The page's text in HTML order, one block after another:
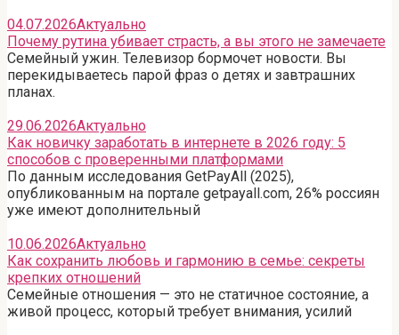
04.07.2026Актуально
Почему рутина убивает страсть, а вы этого не замечаете
Семейный ужин. Телевизор бормочет новости. Вы
перекидываетесь парой фраз о детях и завтрашних
планах.
29.06.2026Актуально
Как новичку заработать в интернете в 2026 году: 5
способов с проверенными платформами
По данным исследования GetPayAll (2025),
опубликованным на портале getpayall.com, 26% россиян
уже имеют дополнительный
10.06.2026Актуально
Как сохранить любовь и гармонию в семье: секреты
крепких отношений
Семейные отношения — это не статичное состояние, а
живой процесс, который требует внимания, усилий